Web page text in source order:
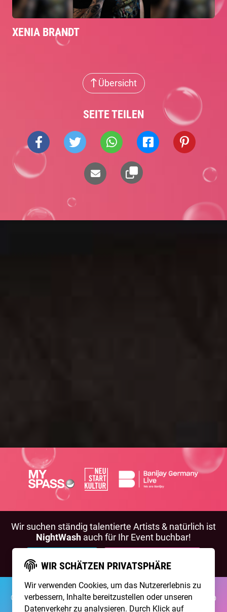
XENIA BRANDT
Übersicht
SEITE TEILEN
Wir suchen ständig talentierte Artists & natürlich ist
NightWash auch für Ihr Event buchbar!
©2026 Brainpool LiveÜber UnsKontaktMembership
ImpressumDatenschutz
WIR SCHÄTZEN PRIVATSPHÄRE
Wir verwenden Cookies, um das Nutzererlebnis zu
verbessern, Inhalte bereitzustellen oder unseren
Datenverkehr zu analysieren. Durch Klick auf